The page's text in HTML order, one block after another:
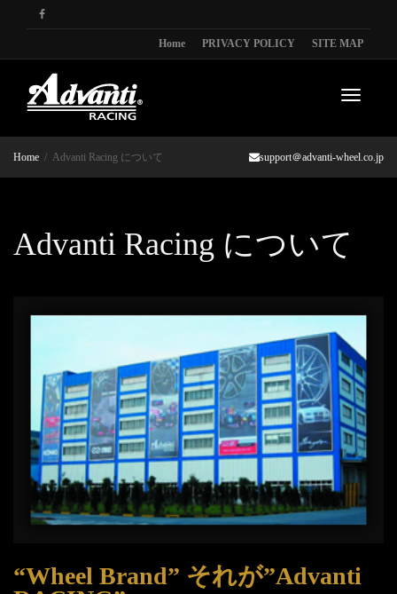
Home PRIVACY POLICY SITE MAP
Home Advanti Racing について support＠advanti-wheel.co.jp
Advanti Racing について
“Wheel Brand” それが”Advanti